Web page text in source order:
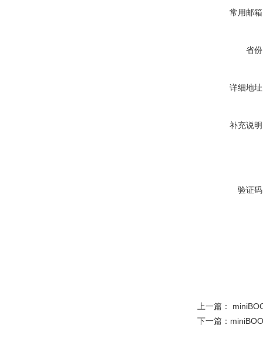
常用邮
省
详细地
补充说
验证
上一篇：
下一篇：